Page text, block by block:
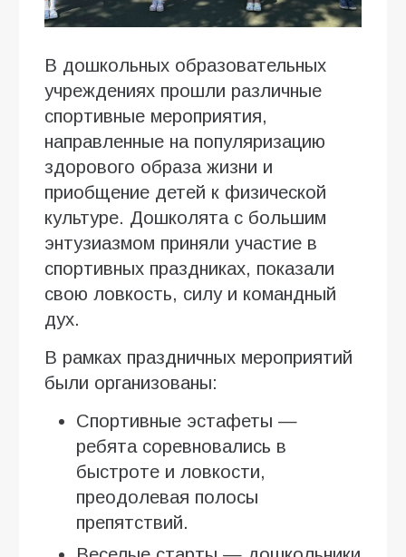
В дошкольных образовательных
учреждениях прошли различные
спортивные мероприятия,
направленные на популяризацию
здорового образа жизни и
приобщение детей к физической
культуре. Дошколята с большим
энтузиазмом приняли участие в
спортивных праздниках, показали
свою ловкость, силу и командный
дух.
В рамках праздничных мероприятий
были организованы:
Спортивные эстафеты —
ребята соревновались в
быстроте и ловкости,
преодолевая полосы
препятствий.